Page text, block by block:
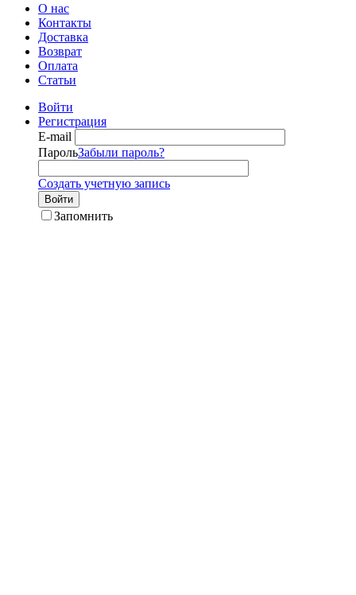
О нас
Контакты
Доставка
Возврат
Оплата
Статьи
Войти
Регистрация
E-mail
ПарольЗабыли пароль?
Создать учетную запись
Войти
Запомнить